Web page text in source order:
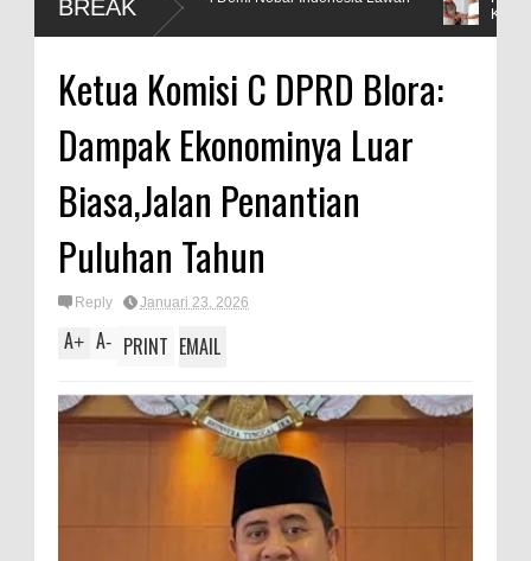
BREAK
Ketua Komisi C DPRD Blora:
Dampak Ekonominya Luar
Biasa,Jalan Penantian
Puluhan Tahun
Reply Januari 23, 2026
A+ A- PRINT EMAIL